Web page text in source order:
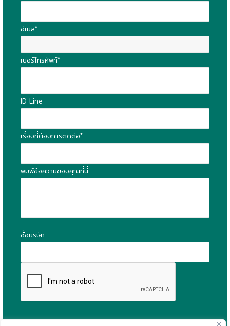
อีเมล*
เบอร์โทรศัพท์*
ID Line
เรื่องที่ต้องการติดต่อ*
พิมพ์ข้อความของคุณที่นี่
ชื่อบริษัท